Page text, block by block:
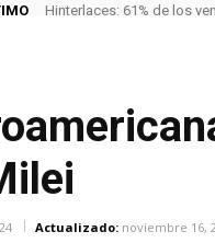
Hinterlaces: 61% de los
Actualizado: noviembre 16,